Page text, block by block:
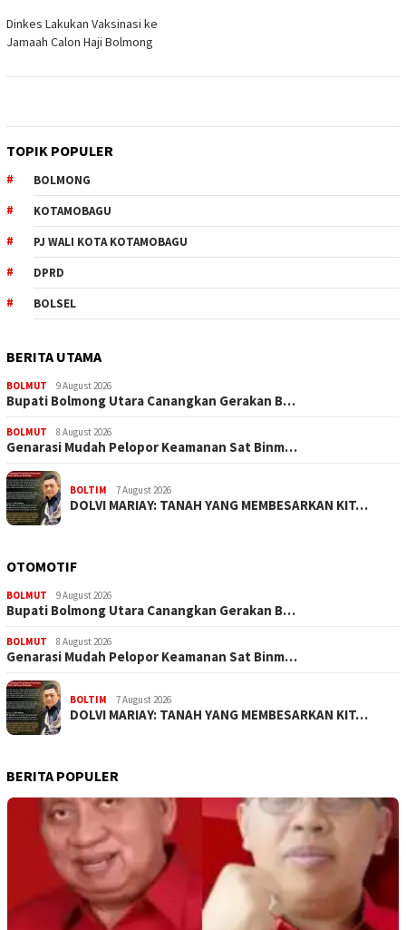
Dinkes Lakukan Vaksinasi ke
Jamaah Calon Haji Bolmong
TOPIK POPULER
BOLMONG
KOTAMOBAGU
PJ WALI KOTA KOTAMOBAGU
DPRD
BOLSEL
BERITA UTAMA
BOLMUT 9 August 2026
Bupati Bolmong Utara Canangkan Gerakan B…
BOLMUT 8 August 2026
Genarasi Mudah Pelopor Keamanan Sat Binm…
BOLTIM 7 August 2026
DOLVI MARIAY: TANAH YANG MEMBESARKAN KIT…
OTOMOTIF
BOLMUT 9 August 2026
Bupati Bolmong Utara Canangkan Gerakan B…
BOLMUT 8 August 2026
Genarasi Mudah Pelopor Keamanan Sat Binm…
BOLTIM 7 August 2026
DOLVI MARIAY: TANAH YANG MEMBESARKAN KIT…
BERITA POPULER